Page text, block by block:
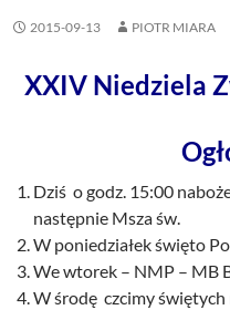
2015-09-13 PIOTR MIARA
XXIV Niedziela
Dziś o godz. 15:00
następnie Msza św.
W poniedziałek święto
We wtorek – NMP – MB
W środę czcimy